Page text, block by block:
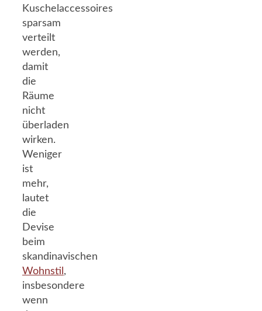
Kuschelaccessoires
sparsam
verteilt
werden,
damit
die
Räume
nicht
überladen
wirken.
Weniger
ist
mehr,
lautet
die
Devise
beim
skandinavischen
Wohnstil ,
insbesondere
wenn